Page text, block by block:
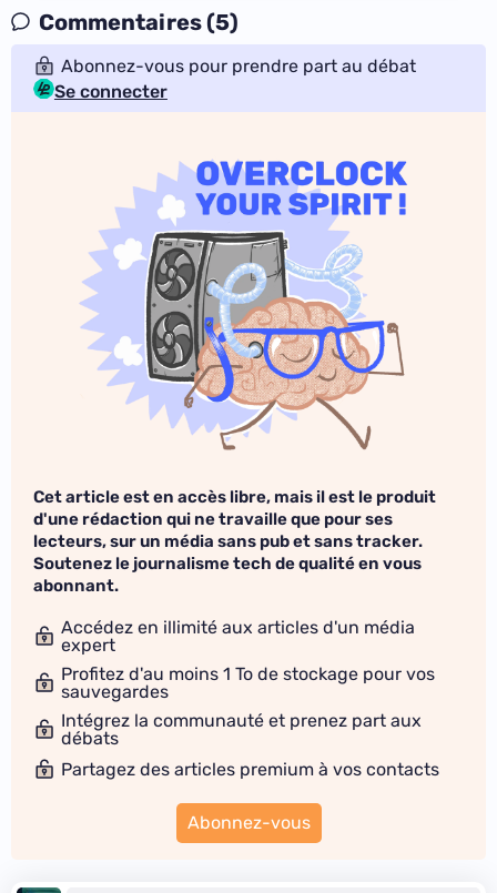
Commentaires (5)
Abonnez-vous pour prendre part au débat
Se connecter
Cet article est en accès libre, mais il est le produit
d'une rédaction qui ne travaille que pour ses
lecteurs, sur un média sans pub et sans tracker.
Soutenez le journalisme tech de qualité en vous
abonnant.
Accédez en illimité aux articles d'un média
expert
Profitez d'au moins 1 To de stockage pour vos
sauvegardes
Intégrez la communauté et prenez part aux
débats
Partagez des articles premium à vos contacts
Abonnez-vous